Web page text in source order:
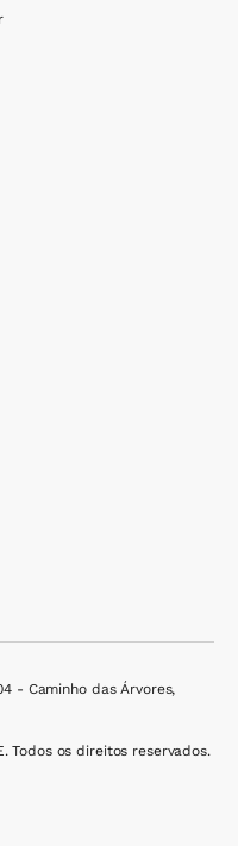
- Caminho das Árvores,
Todos os direitos reservados.